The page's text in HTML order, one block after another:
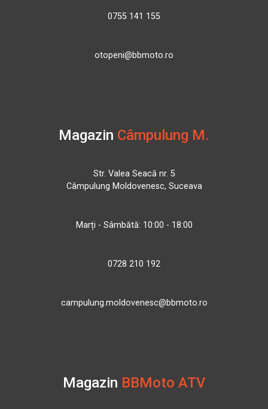
0755 141 155
otopeni@bbmoto.ro
Magazin Câmpulung M.
Str. Valea Seacă nr. 5
Câmpulung Moldovenesc, Suceava
Marți - Sâmbătă: 10:00 - 18:00
0728 210 192
campulung.moldovenesc@bbmoto.ro
Magazin BBMoto ATV